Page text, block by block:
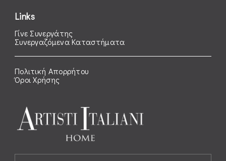
Links
Γίνε Συνεργάτης
Συνεργαζόμενα Καταστήματα
Πολιτική Απορρήτου
Όροι Χρήσης